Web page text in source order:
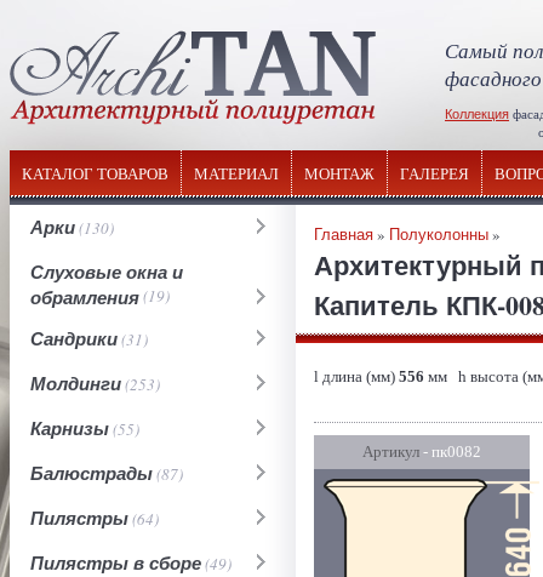
Самый
Коллекция
КАТАЛОГ ТОВАРОВ МАТЕРИАЛ МОНТАЖ ГАЛЕРЕЯ
Арки(130)
Слуховые окна и
обрамления(19)
Сандрики(31)
Молдинги(253)
Карнизы(55)
Балюстрады(87)
Пилястры(64)
Пилястры в сборе(49)
Главная» Полуколонны»
Архитектурный
Капитель КПК-
l длина (мм) 556 мм h высота
Артикул - пк0082